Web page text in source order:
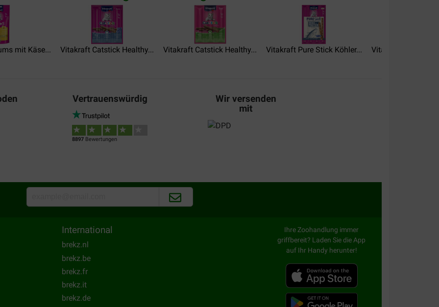
Client Mme Wolf bernadette
mon chat adore
08-07-2019
katten zijn er gek op
mit Käse... Vitakraft Catstick Healthy... Vitakraft Catstick Healthy... Vitakraft Pure Stick Köhler... Vitakraft Vita
Vertrauenswürdig
8897Bewertungen
Wir versenden
mit
International
brekz.nl
brekz.be
brekz.fr
brekz.it
brekz.de
Ihre Zoohandlung immer
griffbereit? Laden Sie die App
auf Ihr Handy herunter!